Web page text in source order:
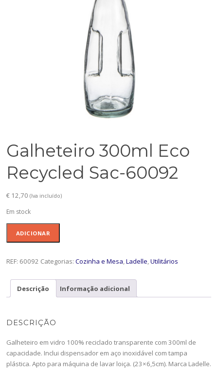
Galheteiro 300ml Eco
Recycled Sac-60092
€ 12,70 (Iva incluído)
Em stock
300ml
Recycled
Sac-
ADICIONAR
REF: 60092 Categorias:Cozinha e Mesa,Ladelle,Utilitários
Descrição Informação adicional
DESCRIÇÃO
Galheteiro em vidro 100% reciclado transparente com 300ml de
capacidade. Inclui dispensador em aço inoxidável com tampa
plástica. Apto para máquina de lavar loiça. (23×6,5cm). Marca Ladelle.